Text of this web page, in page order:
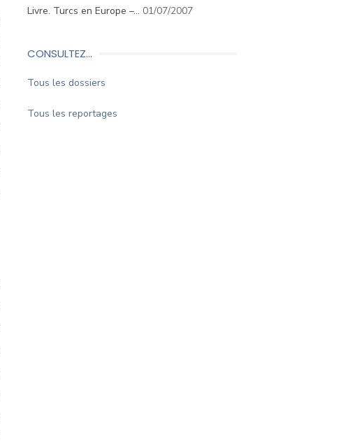
Livre. Turcs en Europe –… 01/07/2007
CONSULTEZ…
Tous les dossiers
Tous les reportages